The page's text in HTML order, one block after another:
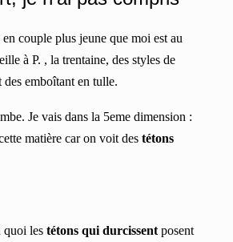
couple plus jeune que moi est au
à P. , la trentaine, des styles de
emboîtant en tulle.
Je vais dans la 5eme dimension :
matière car on voit des tétons
quoi les tétons qui durcissent posent